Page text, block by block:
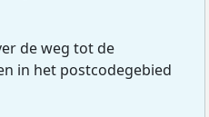
de weg tot de
in het postcodegebied